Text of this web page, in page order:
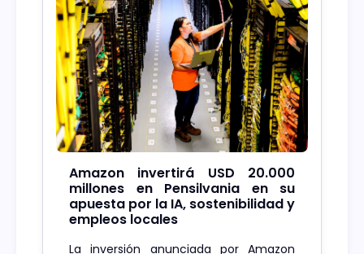
Amazon invertirá USD 20.000
millones en Pensilvania en su
apuesta por la IA, sostenibilidad y
empleos locales
La inversión anunciada por Amazon